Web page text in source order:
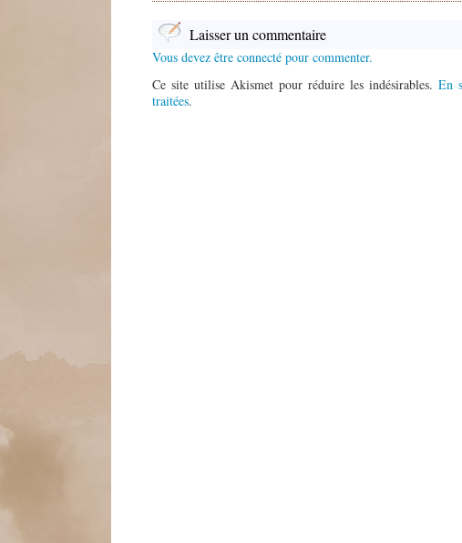
Laisser un commentaire
Vous devez être connecté pour commenter.
Ce site utilise Akismet pour réduire les indésirables. En
traitées.